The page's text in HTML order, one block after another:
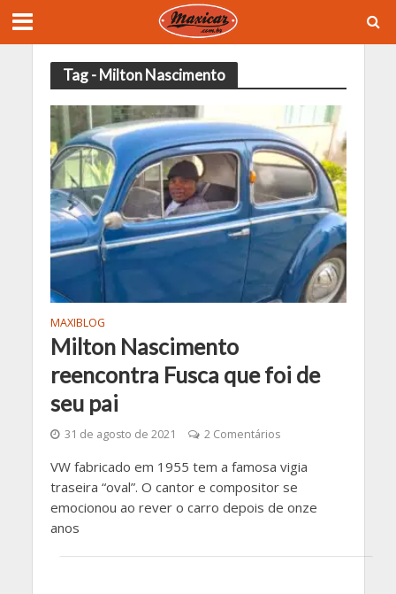
Tag - Milton Nascimento
MAXIBLOG
Milton Nascimento
reencontra Fusca que foi de
seu pai
31 de agosto de 2021 2 Comentários
VW fabricado em 1955 tem a famosa vigia
traseira “oval”. O cantor e compositor se
emocionou ao rever o carro depois de onze
anos